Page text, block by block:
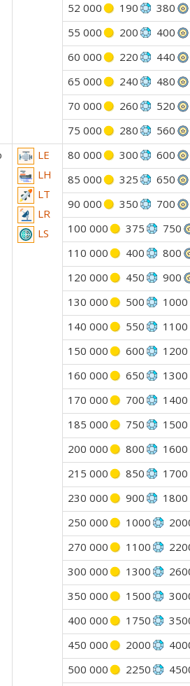
52 000 190
380
55 000 200
400
60 000 220
440
65 000 240
480
70 000 260
520
75 000 280
560
LE
LH
LT
LR
LS
80 000 300
600
85 000 325
650
90 000 350
700
100 000 375
750
110 000 400
800
120 000 450
900
130 000 500
1000
140 000 550
1100
150 000 600
1200
160 000 650
1300
170 000 700
1400
185 000 750
1500
200 000 800
1600
215 000 850
1700
230 000 900
1800
250 000 1000
270 000 1100
300 000 1300
350 000 1500
400 000 1750
450 000 2000
500 000 2250